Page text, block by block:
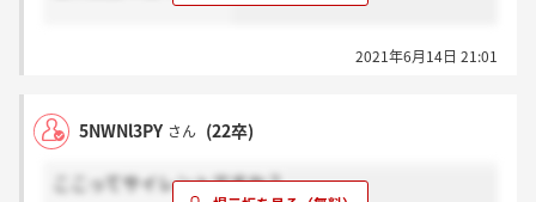
2021年6月14日 21:01
5NWNl3PY さん (22卒)
ここってサイレントですか？